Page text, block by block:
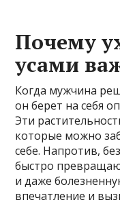
Почему
усами
Когда мужчина
он берет на себя
Эти
которые можно
себе. Напротив,
быстро
и даже
впечатление и